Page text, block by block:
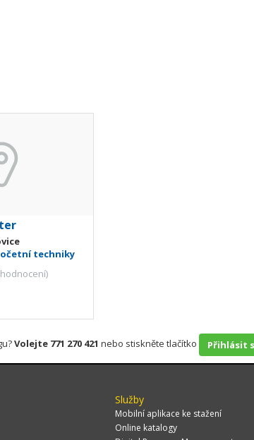
techniky
Volejte 771 270 421 nebo stiskněte tlačítko Přihlásit
Služby
Mobilní aplikace ke stažení
Online katalogy